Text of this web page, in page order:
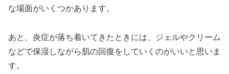
な場面がいくつかあります。
あと、炎症が落ち着いてきたときには、ジェルやクリーム
などで保湿しながら肌の回復をしていくのがいいと思いま
す。